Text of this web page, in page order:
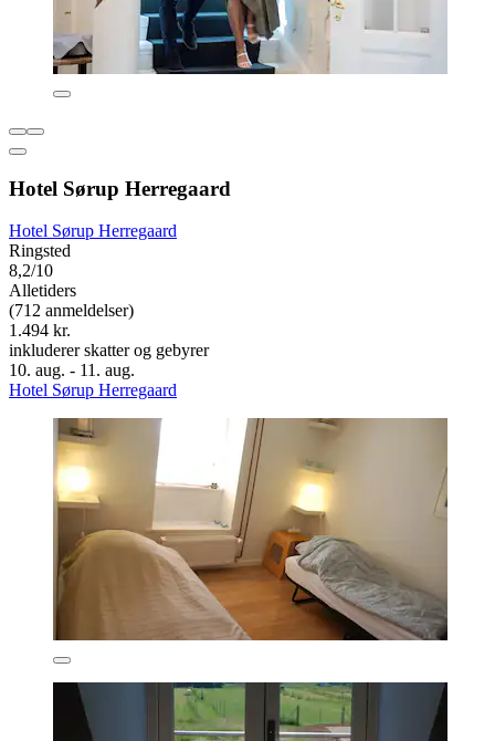
Hotel Sørup Herregaard
Hotel Sørup Herregaard
Ringsted
8,2/10
Alletiders
(712 anmeldelser)
1.494 kr.
inkluderer skatter og gebyrer
10. aug. - 11. aug.
Hotel Sørup Herregaard